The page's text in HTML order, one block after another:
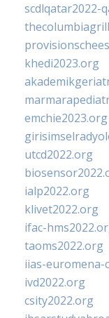
scdlqatar2022-
khedi2023.org
emchie2023.org
utcd2022.org
ialp2022.org
klivet2022.org
ifac-
taoms2022.org
iias-euromena-
ivd2022.org
csity2022.org